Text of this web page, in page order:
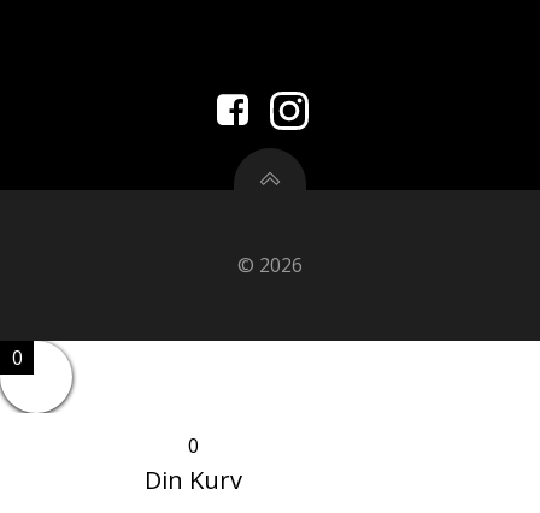
© 2026
0
0
Din Kurv